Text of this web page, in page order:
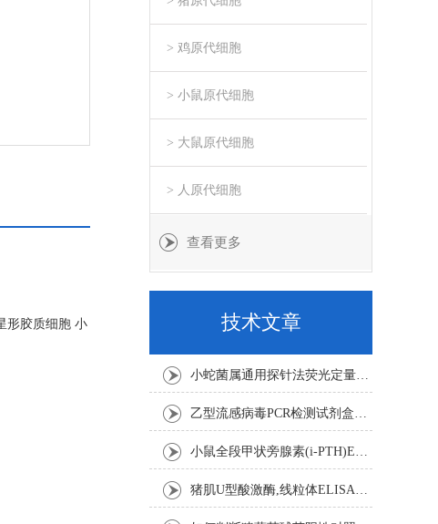
形胶质细胞 小
> 鸡原代细胞
> 小鼠原代细胞
> 大鼠原代细胞
> 人原代细胞
查看更多
技术文章
小蛇菌属通用探针法荧光定量PCR试剂盒实验注意事项
乙型流感病毒PCR检测试剂盒反应五要素
小鼠全段甲状旁腺素(i-PTH)ELISA试剂盒操作步骤
猪肌U型酸激酶,线粒体ELISA试剂盒注意事项